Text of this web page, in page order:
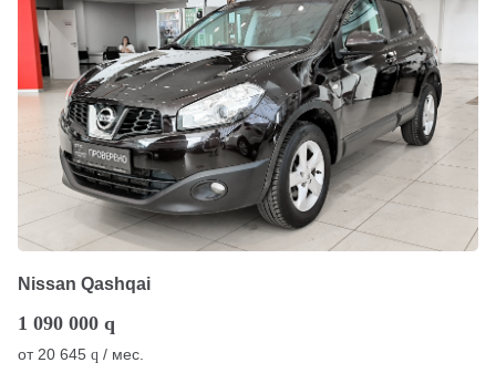
Nissan Qashqai
1 090 000 q
от 20 645 q / мес.